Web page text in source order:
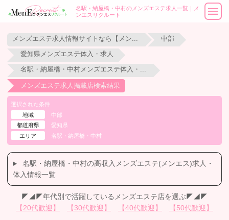
名駅・納屋橋・中村のメンズエステ求人一覧｜メ
ンエスリクルート
中部
愛知県メンズエステ体入・求人
メンズエステ求人掲載店検索結果
選択された条件
地域
中部
都道府県
愛知県
エリア
名駅・納屋橋・中村
名駅・納屋橋・中村の高収入メンズエステ(メンエス)求人・
体入情報一覧
◤◢◤年代別で活躍しているメンズエステ店を選ぶ◤◢◤
【20代歓迎】
【30代歓迎】 【40代歓迎】 【50代歓迎】